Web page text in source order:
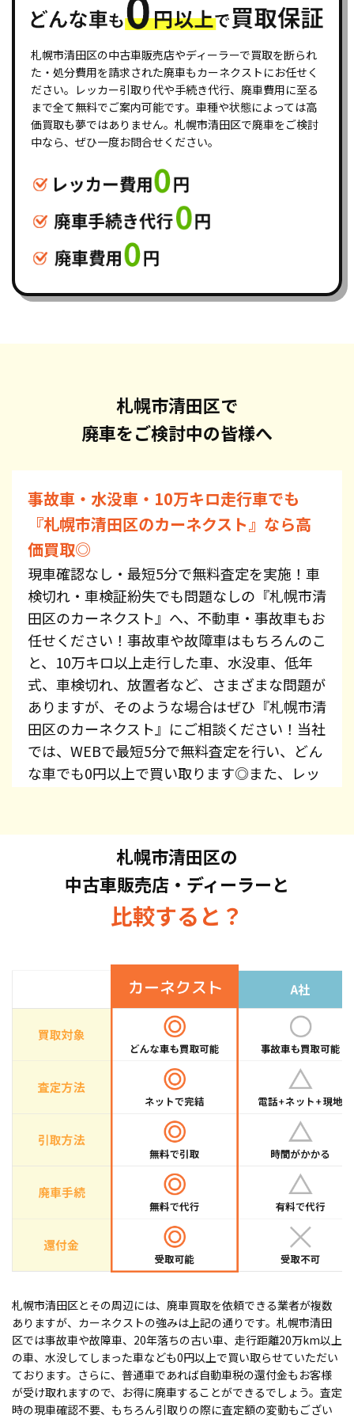
札幌市清田区の中古車販売店やディーラーで買取を断られ
た・処分費用を請求された廃車もカーネクストにお任せく
ださい。レッカー引取り代や手続き代行、廃車費用に至る
まで全て無料でご案内可能です。車種や状態によっては高
価買取も夢ではありません。札幌市清田区で廃車をご検討
中なら、ぜひ一度お問合せください。
札幌市清田区で
廃車をご検討中の皆様へ
事故車・水没車・10万キロ走行車でも
『札幌市清田区のカーネクスト』なら高
価買取◎
現車確認なし・最短5分で無料査定を実施！車
検切れ・車検証紛失でも問題なしの『札幌市清
田区のカーネクスト』へ、不動車・事故車もお
任せください！事故車や故障車はもちろんのこ
と、10万キロ以上走行した車、水没車、低年
式、車検切れ、放置者など、さまざまな問題が
ありますが、そのような場合はぜひ『札幌市清
田区のカーネクスト』にご相談ください！当社
では、WEBで最短5分で無料査定を行い、どん
な車でも0円以上で買い取ります◎また、レッ
オデッセイ・スカイライン・CX-5・ジムニー
など、車種を問わずお持ち込みください。ま
た、高価買取している車種もございますので、
お気軽にお問い合わせください！
札幌市清田区の
中古車販売店・ディーラーと
比較すると？
札幌市清田区とその周辺には、廃車買取を依頼できる業者が複数
ありますが、カーネクストの強みは上記の通りです。札幌市清田
区では事故車や故障車、20年落ちの古い車、走行距離20万km以上
の車、水没してしまった車なども0円以上で買い取らせていただい
ております。さらに、普通車であれば自動車税の還付金もお客様
が受け取れますので、お得に廃車することができるでしょう。査定
時の現車確認不要、もちろん引取りの際に査定額の変動もござい